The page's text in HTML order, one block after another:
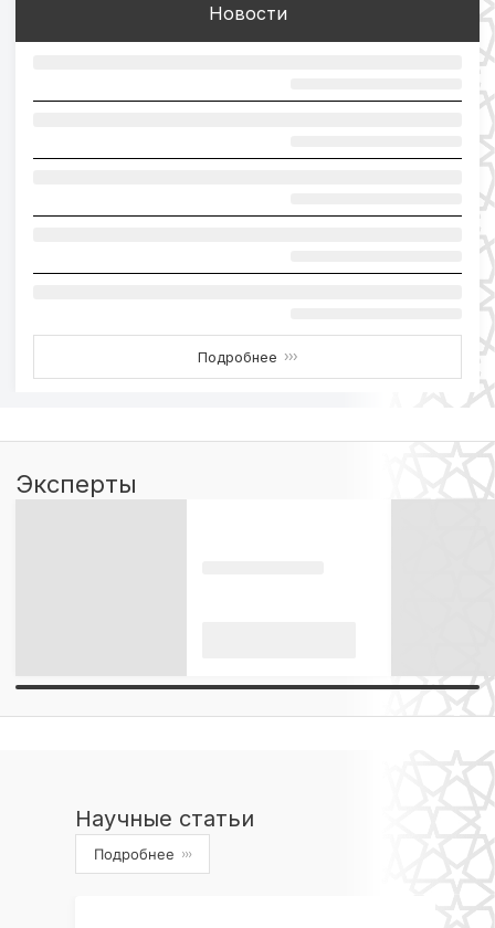
Новости
Подробнее ›››
Эксперты
Научные статьи
Подробнее ›››